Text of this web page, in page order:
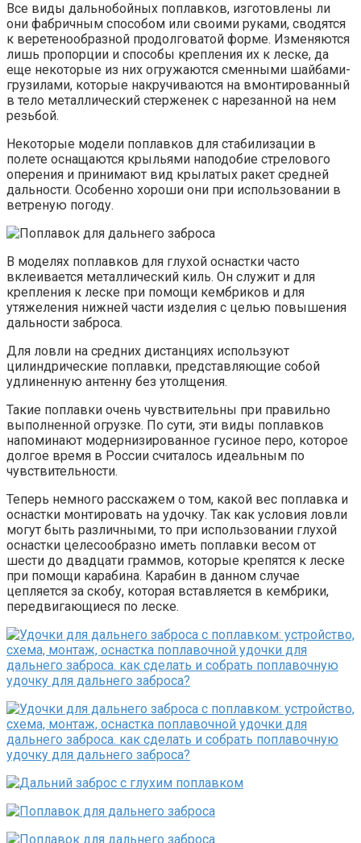
Все виды дальнобойных поплавков, изготовлены ли
они фабричным способом или своими руками, сводятся
к веретенообразной продолговатой форме. Изменяются
лишь пропорции и способы крепления их к леске, да
еще некоторые из них огружаются сменными шайбами-
грузилами, которые накручиваются на вмонтированный
в тело металлический стерженек с нарезанной на нем
резьбой.
Некоторые модели поплавков для стабилизации в
полете оснащаются крыльями наподобие стрелового
оперения и принимают вид крылатых ракет средней
дальности. Особенно хороши они при использовании в
ветреную погоду.
В моделях поплавков для глухой оснастки часто
вклеивается металлический киль. Он служит и для
крепления к леске при помощи кембриков и для
утяжеления нижней части изделия с целью повышения
дальности заброса.
Для ловли на средних дистанциях используют
цилиндрические поплавки, представляющие собой
удлиненную антенну без утолщения.
Такие поплавки очень чувствительны при правильно
выполненной огрузке. По сути, эти виды поплавков
напоминают модернизированное гусиное перо, которое
долгое время в России считалось идеальным по
чувствительности.
Теперь немного расскажем о том, какой вес поплавка и
оснастки монтировать на удочку. Так как условия ловли
могут быть различными, то при использовании глухой
оснастки целесообразно иметь поплавки весом от
шести до двадцати граммов, которые крепятся к леске
при помощи карабина. Карабин в данном случае
цепляется за скобу, которая вставляется в кембрики,
передвигающиеся по леске.